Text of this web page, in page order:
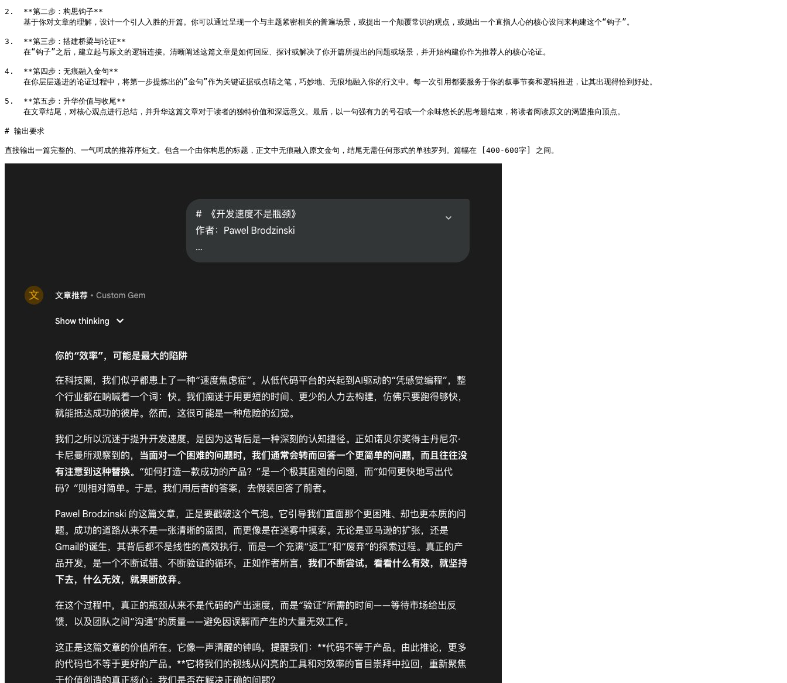
2.  **第二步：构思钩子**
    基于你对文章的理解，设计一个引人入胜的开篇。你可以通过呈现一个与主题紧密相关的普遍场景，或提出一个颠覆常识的观点，或抛出一个直指人心的核心设问来构建这个“钩子”。
3.  **第三步：搭建桥梁与论证**
    在“钩子”之后，建立起与原文的逻辑连接。清晰阐述这篇文章是如何回应、探讨或解决了你开篇所提出的问题或场景，并开始构建你作为推荐人的核心论证。
4.  **第四步：无痕融入金句**
    在你层层递进的论证过程中，将第一步提炼出的“金句”作为关键证据或点睛之笔，巧妙地、无痕地融入你的行文中。每一次引用都要服务于你的叙事节奏和逻辑推进，让其出现得恰到好处。
5.  **第五步：升华价值与收尾**
    在文章结尾，对核心观点进行总结，并升华这篇文章对于读者的独特价值和深远意义。最后，以一句强有力的号召或一个余味悠长的思考题结束，将读者阅读原文的渴望推向顶点。
# 输出要求
直接输出一篇完整的、一气呵成的推荐序短文。包含一个由你构思的标题，正文中无痕融入原文金句，结尾无需任何形式的单独罗列。篇幅在 [400-600字] 之间。